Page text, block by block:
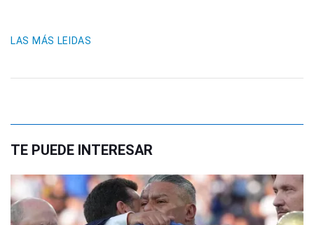
LAS MÁS LEIDAS
TE PUEDE INTERESAR